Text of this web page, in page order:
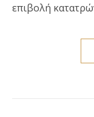
επιβολή